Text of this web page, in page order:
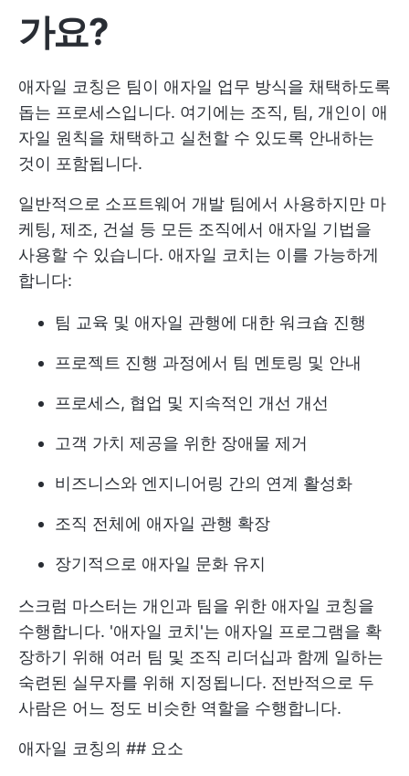
가요?
애자일 코칭은 팀이 애자일 업무 방식을 채택하도록
돕는 프로세스입니다. 여기에는 조직, 팀, 개인이 애
자일 원칙을 채택하고 실천할 수 있도록 안내하는
것이 포함됩니다.
일반적으로 소프트웨어 개발 팀에서 사용하지만 마
케팅, 제조, 건설 등 모든 조직에서 애자일 기법을
사용할 수 있습니다. 애자일 코치는 이를 가능하게
합니다:
팀 교육 및 애자일 관행에 대한 워크숍 진행
프로젝트 진행 과정에서 팀 멘토링 및 안내
프로세스, 협업 및 지속적인 개선 개선
고객 가치 제공을 위한 장애물 제거
비즈니스와 엔지니어링 간의 연계 활성화
조직 전체에 애자일 관행 확장
장기적으로 애자일 문화 유지
스크럼 마스터는 개인과 팀을 위한 애자일 코칭을
수행합니다. '애자일 코치'는 애자일 프로그램을 확
장하기 위해 여러 팀 및 조직 리더십과 함께 일하는
숙련된 실무자를 위해 지정됩니다. 전반적으로 두
사람은 어느 정도 비슷한 역할을 수행합니다.
애자일 코칭의 ## 요소